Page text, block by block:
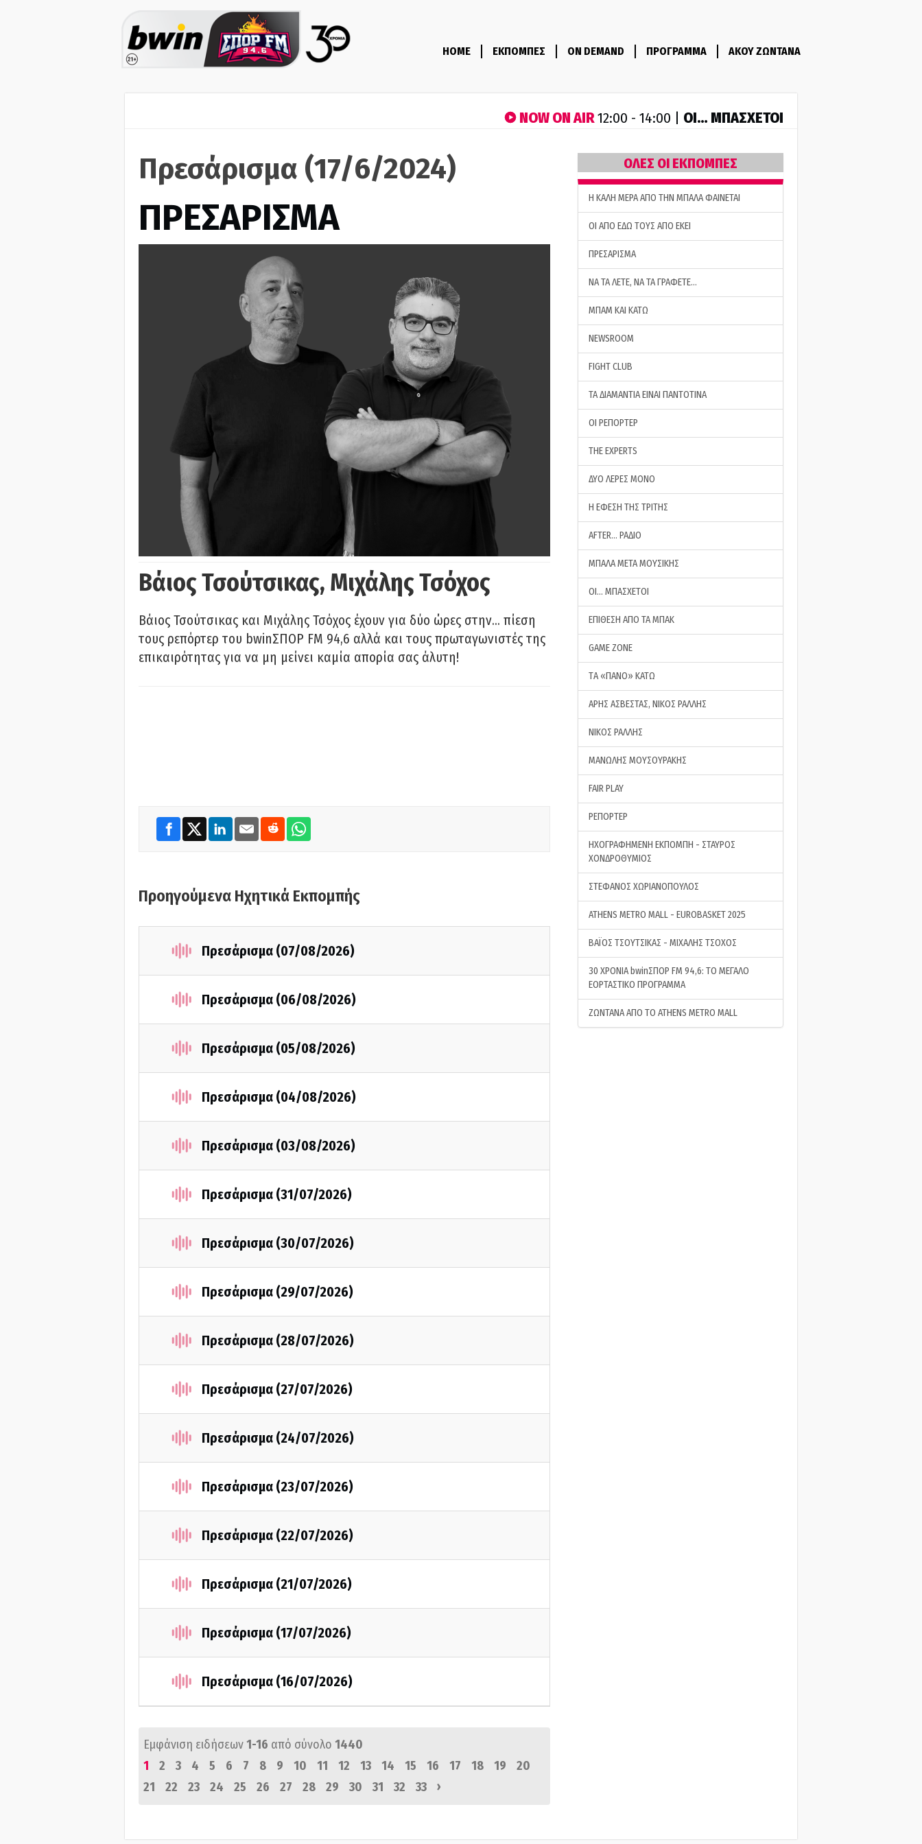
HOME ΕΚΠΟΜΠΕΣ ON DEMAND ΠΡΟΓΡΑΜΜΑ ΑΚΟΥ ΖΩΝΤΑΝΑ
NOW ON AIR12:00 - 14:00 | ΟΙ… ΜΠΑΣΧΕΤΟΙ
Πρεσάρισμα (17/6/2024)
ΠΡΕΣΑΡΙΣΜΑ
Βάιος Τσούτσικας, Μιχάλης Τσόχος
Βάιος Τσούτσικας και Μιχάλης Τσόχος έχουν για δύο ώρες στην… πίεση
τους ρεπόρτερ του bwinΣΠΟΡ FM 94,6 αλλά και τους πρωταγωνιστές της
επικαιρότητας για να μη μείνει καμία απορία σας άλυτη!
Προηγούμενα Ηχητικά Εκπομπής
Πρεσάρισμα (07/08/2026)
Πρεσάρισμα (06/08/2026)
Πρεσάρισμα (05/08/2026)
Πρεσάρισμα (04/08/2026)
Πρεσάρισμα (03/08/2026)
Πρεσάρισμα (31/07/2026)
Πρεσάρισμα (30/07/2026)
Πρεσάρισμα (29/07/2026)
Πρεσάρισμα (28/07/2026)
Πρεσάρισμα (27/07/2026)
Πρεσάρισμα (24/07/2026)
Πρεσάρισμα (23/07/2026)
Πρεσάρισμα (22/07/2026)
Πρεσάρισμα (21/07/2026)
Πρεσάρισμα (17/07/2026)
Πρεσάρισμα (16/07/2026)
Εμφάνιση ειδήσεων1-16 από σύνολο 1440
1
2 3 4 5 6 7 8 9 10 11 12 13 14 15 16 17 18 19
20
21
22 23 24 25 26 27 28 29 30 31 32 33 ›
ΟΛΕΣ ΟΙ ΕΚΠΟΜΠΕΣ
H ΚΑΛΗ ΜΕΡΑ ΑΠΟ ΤΗΝ ΜΠΑΛΑ ΦΑΙΝΕΤΑΙ
ΟΙ ΑΠΟ ΕΔΩ ΤΟΥΣ ΑΠΟ ΕΚΕΙ
ΠΡΕΣΑΡΙΣΜΑ
ΝΑ ΤΑ ΛΕΤΕ, ΝΑ ΤΑ ΓΡΑΦΕΤΕ…
ΜΠΑΜ ΚΑΙ ΚΑΤΩ
NEWSROOM
FIGHT CLUB
ΤΑ ΔΙΑΜΑΝΤΙΑ ΕΙΝΑΙ ΠΑΝΤΟΤΙΝΑ
ΟΙ ΡΕΠΟΡΤΕΡ
THE EXPERTS
ΔΥΟ ΛΕΡΕΣ ΜΟΝΟ
Η ΕΦΕΣΗ ΤΗΣ ΤΡΙΤΗΣ
AFTER… ΡΑΔΙΟ
ΜΠΑΛΑ ΜΕΤΑ ΜΟΥΣΙΚΗΣ
ΟΙ… ΜΠΑΣΧΕΤΟΙ
ΕΠΙΘΕΣΗ ΑΠΟ ΤΑ ΜΠΑΚ
GAME ZONE
ΤA «ΠΑΝΟ» ΚΑΤΩ
ΑΡΗΣ ΑΣΒΕΣΤΑΣ, ΝΙΚΟΣ ΡΑΛΛΗΣ
ΝΙΚΟΣ ΡΑΛΛΗΣ
ΜΑΝΩΛΗΣ ΜΟΥΣΟΥΡΑΚΗΣ
FAIR PLAY
ΡΕΠΟΡΤΕΡ
ΗΧΟΓΡΑΦΗΜΕΝΗ ΕΚΠΟΜΠΗ - ΣΤΑΥΡΟΣ
ΧΟΝΔΡΟΘΥΜΙΟΣ
ΣΤΕΦΑΝΟΣ ΧΩΡΙΑΝΟΠΟΥΛΟΣ
ATHENS METRO MALL - EUROBASKET 2025
ΒΑΪΟΣ ΤΣΟΥΤΣΙΚΑΣ - ΜΙΧΑΛΗΣ ΤΣΟΧΟΣ
30 ΧΡΟΝΙΑ bwinΣΠΟΡ FM 94,6: ΤΟ ΜΕΓΑΛΟ
ΕΟΡΤΑΣΤΙΚΟ ΠΡΟΓΡΑΜΜΑ
ΖΩΝΤΑΝΑ ΑΠΟ ΤΟ ATHENS METRO MALL